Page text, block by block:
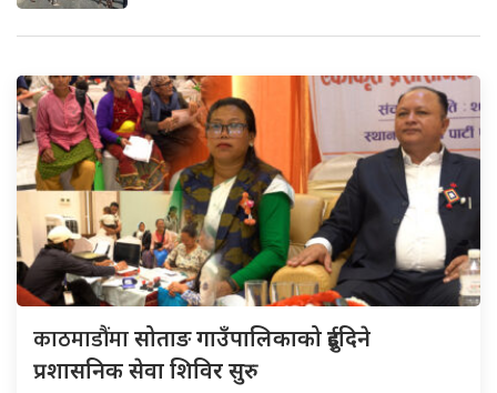
काठमाडौंमासोताङ गाउँपालिकाको दुईदिने
प्रशासनिक सेवा शिविर सुरु